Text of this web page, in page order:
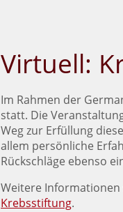
Virtuell:
Im Rahmen der
statt. Die
Weg zur Erfüllung
allem persönliche
Rückschläge ebenso
Weitere Informationen
Krebsstiftung.